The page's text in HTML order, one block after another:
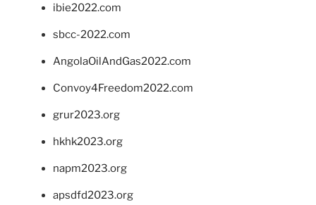
ibie2022.com
sbcc-2022.com
AngolaOilAndGas2022.com
Convoy4Freedom2022.com
grur2023.org
hkhk2023.org
napm2023.org
apsdfd2023.org